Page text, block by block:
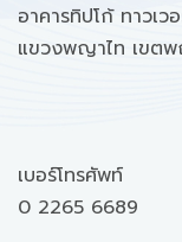
อาคารทิปโก้ ทาวเ
แขวงพญาไท เขต
เบอร์โทรศัพท์
0 2265 6689